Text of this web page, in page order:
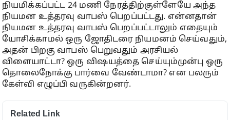
நியமிக்கப்பட்ட 24 மணி நேரத்திற்குள்ளேயே அந்த
நியமன உத்தரவு வாபஸ் பெறப்பட்டது. என்னதான்
நியமன உத்தரவு வாபஸ் பெறப்பட்டாலும் எதையும்
யோசிக்காமல் ஒரு ஜோதிடரை நியமனம் செய்வதும்,
அதன் பிறகு வாபஸ் பெறுவதும் அரசியல்
விளையாட்டா? ஒரு விஷயத்தை செய்யும்முன்பு ஒரு
தொலைநோக்கு பார்வை வேண்டாமா? என பலரும்
கேள்வி எழுப்பி வருகின்றனர்.
Related Link